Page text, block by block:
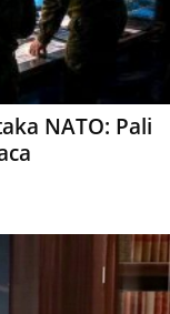
NATO: Pali